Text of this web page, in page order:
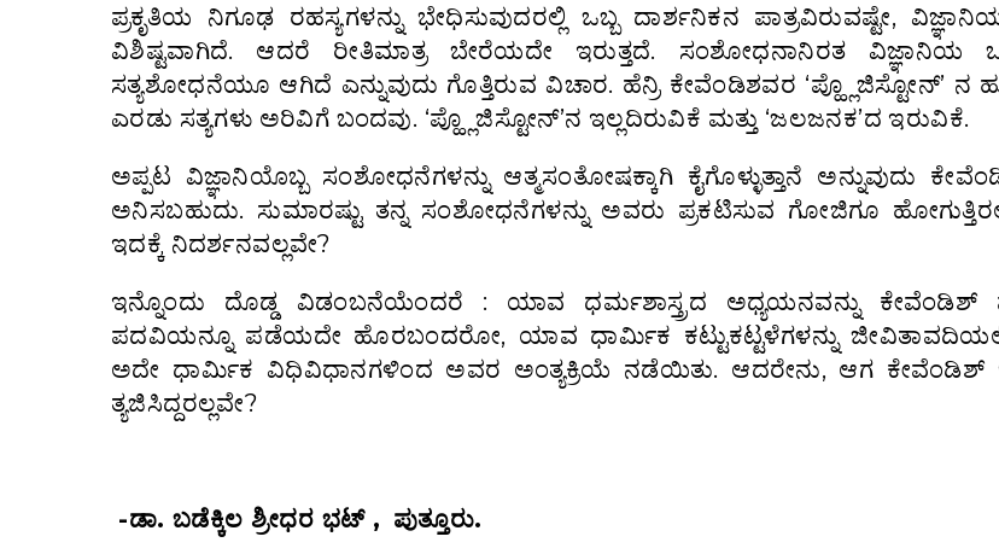
ಪ್ರಕೃತಿಯ ನಿಗೂಢ ರಹಸ್ಯಗಳನ್ನು ಭೇಧಿಸುವುದರಲ್ಲಿ ಒಬ್ಬ ದಾರ್ಶನಿಕನ ಪಾತ್ರವಿರುವಷ್ಟೇ,
ವಿಶಿಷ್ಟವಾಗಿದೆ. ಆದರೆ ರೀತಿಮಾತ್ರ ಬೇರೆಯದೇ ಇರುತ್ತದೆ. ಸಂಶೋಧನಾನಿರತ ವಿಜ್ಞಾನಿಯ
ಸತ್ಯಶೋಧನೆಯೂ ಆಗಿದೆ ಎನ್ನುವುದು ಗೊತ್ತಿರುವ ವಿಚಾರ. ಹೆನ್ರಿ ಕೇವೆಂಡಿಶವರ ‘ಪ್ಹ್ಲೊಜಿಸ್ಟೋನ್’ ನ
ಎರಡು ಸತ್ಯಗಳು ಅರಿವಿಗೆ ಬಂದವು. ‘ಪ್ಹ್ಲೊಜಿಸ್ಟೋನ್’ನ ಇಲ್ಲದಿರುವಿಕೆ ಮತ್ತು ‘ಜಲಜನಕ’ದ ಇರುವಿಕೆ.
ಅಪ್ಪಟ ವಿಜ್ಞಾನಿಯೊಬ್ಬ ಸಂಶೋಧನೆಗಳನ್ನು ಆತ್ಮಸಂತೋಷಕ್ಕಾಗಿ ಕೈಗೊಳ್ಳುತ್ತಾನೆ ಅನ್ನುವುದು
ಅನಿಸಬಹುದು. ಸುಮಾರಷ್ಟು ತನ್ನ ಸಂಶೋಧನೆಗಳನ್ನು ಅವರು ಪ್ರಕಟಿಸುವ ಗೋಜಿಗೂ
ಇದಕ್ಕೆ ನಿದರ್ಶನವಲ್ಲವೇ?
ಇನ್ನೊಂದು ದೊಡ್ಡ ವಿಡಂಬನೆಯೆಂದರೆ : ಯಾವ ಧರ್ಮಶಾಸ್ತ್ರದ ಅಧ್ಯಯನವನ್ನು ಕೇವೆಂಡಿಶ್
ಪದವಿಯನ್ನೂ ಪಡೆಯದೇ ಹೊರಬಂದರೋ, ಯಾವ ಧಾರ್ಮಿಕ ಕಟ್ಟುಕಟ್ಟಳೆಗಳನ್ನು
ಅದೇ ಧಾರ್ಮಿಕ ವಿಧಿವಿಧಾನಗಳಿಂದ ಅವರ ಅಂತ್ಯಕ್ರಿಯೆ ನಡೆಯಿತು. ಆದರೇನು, ಆಗ ಕೇವೆಂಡಿಶ್
ತ್ಯಜಿಸಿದ್ದರಲ್ಲವೇ?
-ಡಾ. ಬಡೆಕ್ಕಿಲ ಶ್ರೀಧರ ಭಟ್ , ಪುತ್ತೂರು.